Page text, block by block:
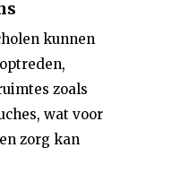
kunnen
zoals
wat voor
zorg kan